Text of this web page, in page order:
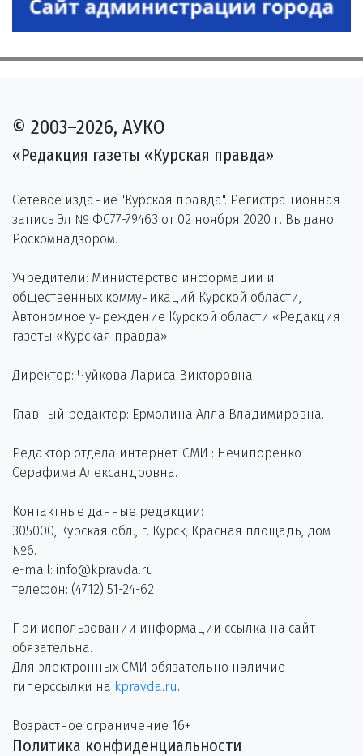
© 2003–2026, АУКО
«Редакция газеты «Курская правда»
Сетевое издание "Курская правда". Регистрационная
запись Эл № ФС77-79463 от 02 ноября 2020 г. Выдано
Роскомнадзором.
Учредители: Министерство информации и
общественных коммуникаций Курской области,
Автономное учреждение Курской области «Редакция
газеты «Курская правда».
Директор: Чуйкова Лариса Викторовна.
Главный редактор: Ермолина Алла Владимировна.
Редактор отдела интернет-СМИ : Нечипоренко
Серафима Александровна.
Контактные данные редакции:
305000, Курская обл., г. Курск, Красная площадь, дом
№6.
e-mail: info@kpravda.ru
телефон: (4712) 51-24-62
При использовании информации ссылка на сайт
обязательна.
Для электронных СМИ обязательно наличие
гиперссылки на kpravda.ru.
Возрастное ограничение 16+
Политика конфиденциальности